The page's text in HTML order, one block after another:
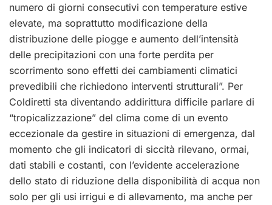
numero di giorni consecutivi con temperature estive
elevate, ma soprattutto modificazione della
distribuzione delle piogge e aumento dell’intensità
delle precipitazioni con una forte perdita per
scorrimento sono effetti dei cambiamenti climatici
prevedibili che richiedono interventi strutturali”. Per
Coldiretti sta diventando addirittura difficile parlare di
“tropicalizzazione” del clima come di un evento
eccezionale da gestire in situazioni di emergenza, dal
momento che gli indicatori di siccità rilevano, ormai,
dati stabili e costanti, con l’evidente accelerazione
dello stato di riduzione della disponibilità di acqua non
solo per gli usi irrigui e di allevamento, ma anche per